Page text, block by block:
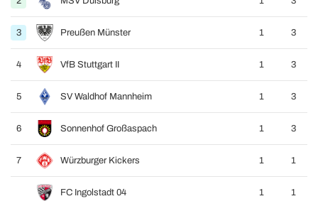
3 Preußen Münster 1 3
4 VfB Stuttgart II 1 3
5 SV Waldhof Mannheim 1 3
6 Sonnenhof Großaspach 1 3
7 Würzburger Kickers 1 1
FC Ingolstadt 04 1 1